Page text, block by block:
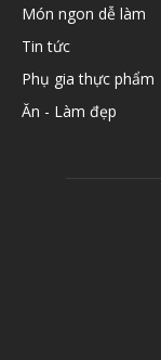
Món ngon dễ làm
Tin tức
Phụ gia thực phẩm
Ăn - Làm đẹp